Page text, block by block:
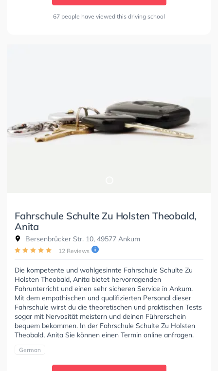
67 people have viewed this driving school
Fahrschule Schulte Zu Holsten Theobald,
Anita
Bersenbrücker Str. 10, 49577 Ankum
12 Reviews
Die kompetente und wohlgesinnte Fahrschule Schulte Zu
Holsten Theobald, Anita bietet hervorragenden
Fahrunterricht und einen sehr sicheren Service in Ankum.
Mit dem empathischen und qualifizierten Personal dieser
Fahrschule wirst du die theoretischen und praktischen Tests
sogar mit Nervosität meistern und deinen Führerschein
bequem bekommen. In der Fahrschule Schulte Zu Holsten
Theobald, Anita Sie können einen Termin online anfragen.
German